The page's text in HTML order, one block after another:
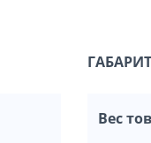
Вес